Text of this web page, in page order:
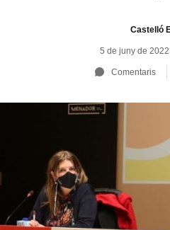
Castelló
5 de juny de
Comentaris